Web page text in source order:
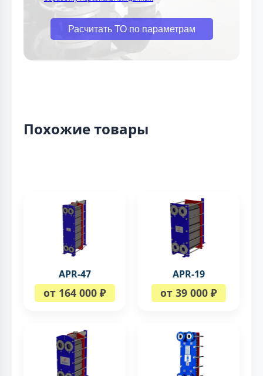
Расчитать ТО по параметрам
Похожие товары
APR-47
от 164 000 ₽
APR-19
от 39 000 ₽